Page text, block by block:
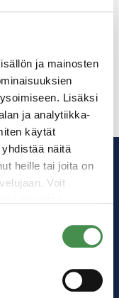
ja mainosten
Lisäksi
ja analytiikka-
käytät
näitä
heille tai joita on
Voit